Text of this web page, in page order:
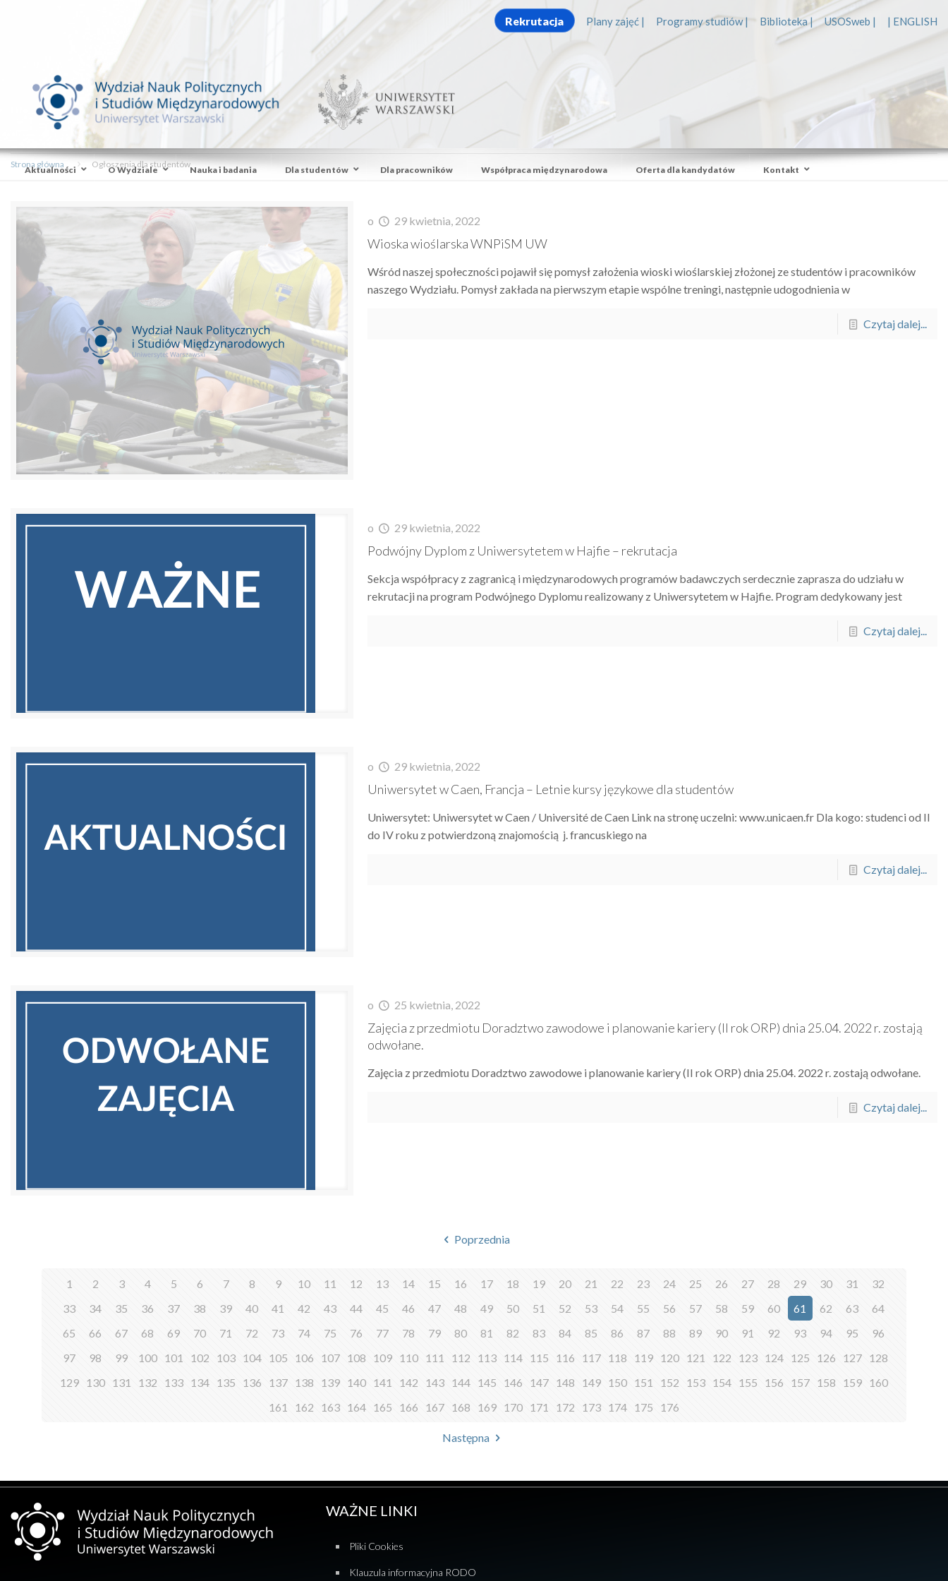
Rekrutacja Plany zajęć | Programy studiów | Biblioteka | USOSweb | | ENGLISH
Aktualności O Wydziale Nauka i badania Dla studentów Dla pracowników Współpraca międzynarodowa Oferta dla kandydatów Kontakt
Strona główna Ogłoszenia dla studentów
o 29 kwietnia, 2022
Wioska wioślarska WNPiSM UW
Wśród naszej społeczności pojawił się pomysł założenia wioski wioślarskiej złożonej ze studentów i pracowników
naszego Wydziału. Pomysł zakłada na pierwszym etapie wspólne treningi, następnie udogodnienia w
Czytaj dalej...
o 29 kwietnia, 2022
Podwójny Dyplom z Uniwersytetem w Hajfie – rekrutacja
Sekcja współpracy z zagranicą i międzynarodowych programów badawczych serdecznie zaprasza do udziału w
rekrutacji na program Podwójnego Dyplomu realizowany z Uniwersytetem w Hajfie. Program dedykowany jest
Czytaj dalej...
o 29 kwietnia, 2022
Uniwersytet w Caen, Francja – Letnie kursy językowe dla studentów
Uniwersytet: Uniwersytet w Caen / Université de Caen Link na stronę uczelni: www.unicaen.fr Dla kogo: studenci od II
do IV roku z potwierdzoną znajomością j. francuskiego na
Czytaj dalej...
o 25 kwietnia, 2022
Zajęcia z przedmiotu Doradztwo zawodowe i planowanie kariery (II rok ORP) dnia 25.04. 2022 r. zostają
odwołane.
Zajęcia z przedmiotu Doradztwo zawodowe i planowanie kariery (II rok ORP) dnia 25.04. 2022 r. zostają odwołane.
Czytaj dalej...
Poprzednia
1 2 3 4 5 6 7 8 9 10 11 12 13 14 15 16 17 18 19 20 21 22 23 24 25 26 27 28 29 30 31
32
33
34 35 36 37 38 39 40 41 42 43 44 45 46 47 48 49 50 51 52 53 54 55 56 57 58 59 60 61 62 63
64
65
66 67 68 69 70 71 72 73 74 75 76 77 78 79 80 81 82 83 84 85 86 87 88 89 90 91 92 93 94 95
96
97
98 99 100 101 102 103 104 105 106 107 108 109 110 111 112 113 114 115 116 117 118 119 120 121 122 123 124 125 126 127 128
129 130 131 132 133 134 135 136 137 138 139 140 141 142 143 144 145 146 147 148 149 150 151 152 153 154 155 156 157 158 159 160
161
162 163 164 165 166 167 168 169 170 171 172 173 174 175 176
Następna
WAŻNE LINKI
Pliki Cookies
Klauzula informacyjna RODO